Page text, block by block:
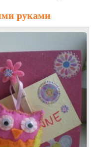
руками